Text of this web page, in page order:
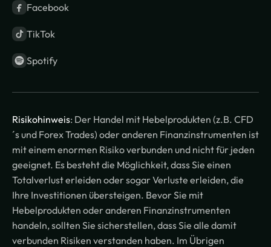
Facebook
TikTok
Spotify
Risikohinweis: Der Handel mit Hebelprodukten (z.B. CFD
´s und Forex Trades) oder anderen Finanzinstrumenten ist
mit einem enormen Risiko verbunden und nicht für jeden
geeignet. Es besteht die Möglichkeit, dass Sie einen
Totalverlust erleiden oder sogar Verluste erleiden, die
Ihre Investitionen übersteigen. Bevor Sie mit
Hebelprodukten oder anderen Finanzinstrumenten
handeln, sollten Sie sicherstellen, dass Sie alle damit
verbunden Risiken verstanden haben. Im Übrigen